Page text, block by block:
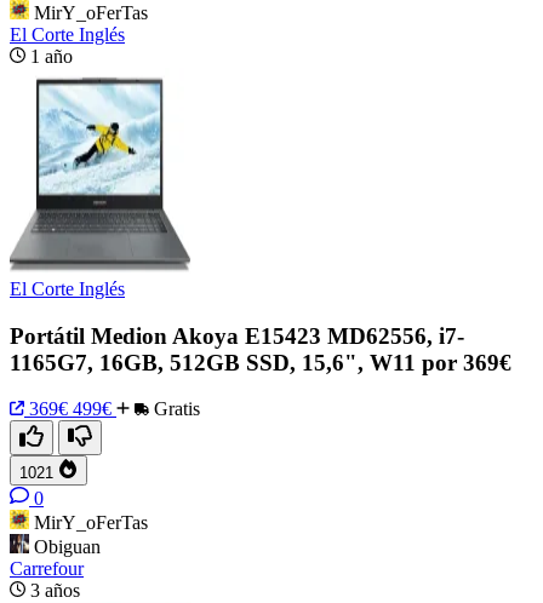
MirY_oFerTas
El Corte Inglés
1 año
El Corte Inglés
Portátil Medion Akoya E15423 MD62556, i7-
1165G7, 16GB, 512GB SSD, 15,6", W11 por 369€
369€ 499€ Gratis
1021
0
MirY_oFerTas
Obiguan
Carrefour
3 años